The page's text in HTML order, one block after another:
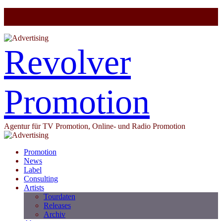
Revolver
Promotion
Agentur für TV Promotion, Online- und Radio Promotion
Promotion
News
Label
Consulting
Artists
Tourdaten
Releases
Archiv